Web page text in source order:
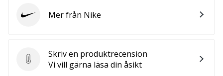
Skriv en produktrecension
Skriv en produktrecension
Vi vill gärna läsa din åsikt
Nike Mer från Nike